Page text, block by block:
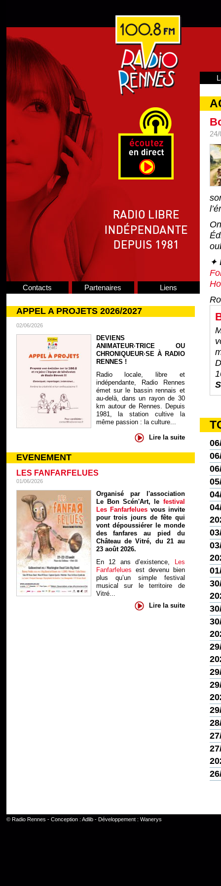
Contacts Partenaires Liens
APPEL A PROJETS 2026/2027
02/06/2026
DEVIENS
ANIMATEUR·TRICE OU
CHRONIQUEUR·SE À RADIO
RENNES !
Radio locale, libre et
indépendante, Radio Rennes
émet sur le bassin rennais et
au-delà, dans un rayon de 30
km autour de Rennes. Depuis
1981, la station cultive la
même passion : la culture...
Lire la suite
EVENEMENT
LES FANFARFELUES
01/06/2026
Organisé par l'association
Le Bon Scén'Art, le festival
Les Fanfarfelues vous invite
pour trois jours de fête qui
vont dépoussiérer le monde
des fanfares au pied du
Château de Vitré, du 21 au
23 août 2026.
En 12 ans d’existence, Les
Fanfarfelues est devenu bien
plus qu’un simple festival
musical sur le territoire de
Vitré...
Lire la suite
✦
© Radio Rennes - Conception : Adlib- Développement : Wanerys